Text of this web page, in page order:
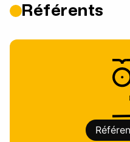
Référents